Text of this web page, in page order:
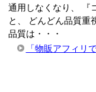
通用しなくなり、 『
と、 どんどん品質
品質は・・・
「物販アフィリ